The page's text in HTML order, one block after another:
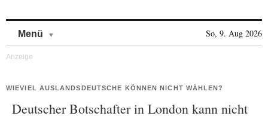
Menü So, 9. Aug 2026
WIEVIEL AUSLANDSDEUTSCHE KÖNNEN NICHT WÄHLEN?
Deutscher Botschafter in London kann nicht